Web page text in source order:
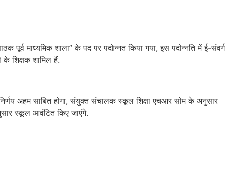
माध्यमिक शाला’’ के पद पर पदोन्नत किया गया, इस पदोन्नति में ई-संवर्ग
शिक्षक शामिल हैं.
निर्णय अहम साबित होगा, संयुक्त संचालक स्कूल शिक्षा एचआर सोम के अनुसार
स्कूल आवंटित किए जाएंगे.